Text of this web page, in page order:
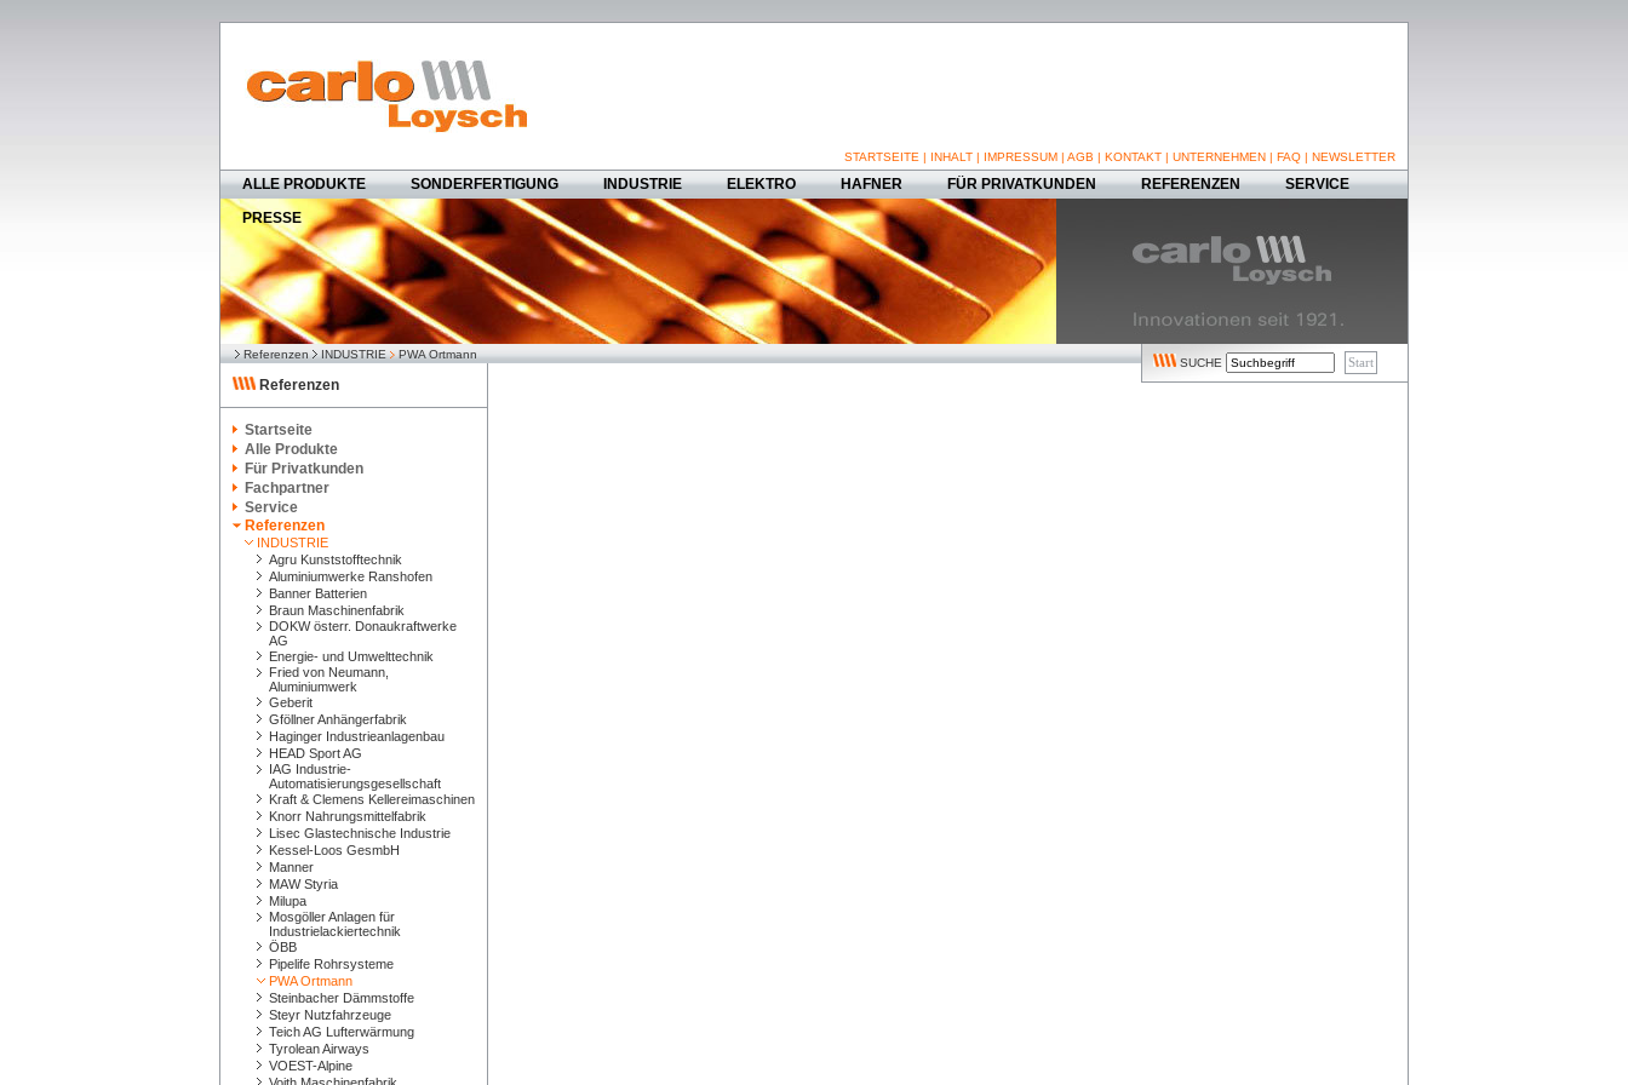
STARTSEITE | INHALT | IMPRESSUM | AGB | KONTAKT | UNTERNEHMEN | FAQ | NEWSLETTER
ALLE PRODUKTE SONDERFERTIGUNG INDUSTRIE ELEKTRO HAFNER FÜR PRIVATKUNDEN REFERENZEN
SERVICE
PRESSE
Referenzen INDUSTRIE PWA Ortmann
Referenzen
Startseite
Alle Produkte
Für Privatkunden
Fachpartner
Service
Referenzen
INDUSTRIE
Agru Kunststofftechnik
Aluminiumwerke Ranshofen
Banner Batterien
Braun Maschinenfabrik
DOKW österr. Donaukraftwerke
AG
Energie- und Umwelttechnik
Fried von Neumann,
Aluminiumwerk
Geberit
Gföllner Anhängerfabrik
Haginger Industrieanlagenbau
HEAD Sport AG
IAG Industrie-
Automatisierungsgesellschaft
Kraft & Clemens Kellereimaschinen
Knorr Nahrungsmittelfabrik
Lisec Glastechnische Industrie
Kessel-Loos GesmbH
Manner
MAW Styria
Milupa
Mosgöller Anlagen für
Industrielackiertechnik
ÖBB
Pipelife Rohrsysteme
PWA Ortmann
Steinbacher Dämmstoffe
Steyr Nutzfahrzeuge
Teich AG Lufterwärmung
Tyrolean Airways
VOEST-Alpine
SUCHE